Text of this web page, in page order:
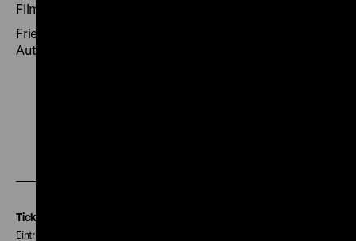
Film der NS-Zeit seinesgleichen sucht. (fb)
Friedemann Beyer lebt in Berlin und ist Filmhistoriker,
Autor und Kurator von Filmreihen.
Tickets
Eintritt 5 €